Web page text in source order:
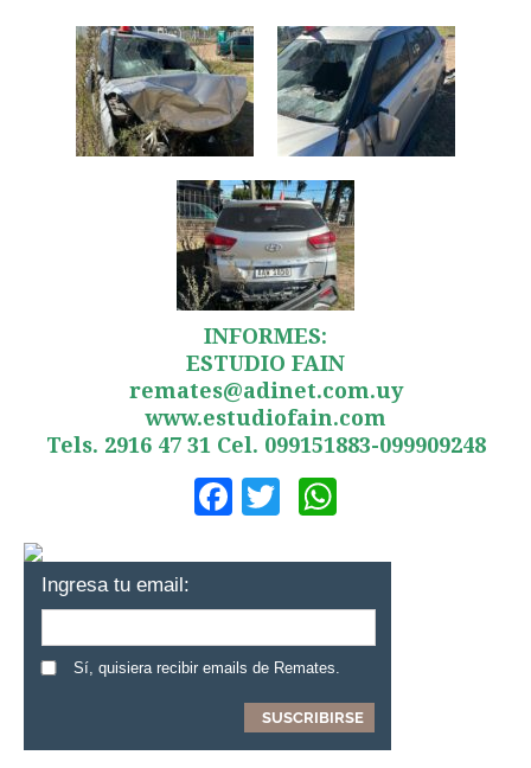
INFORMES:
ESTUDIO FAIN
remates@adinet.com.uy
www.estudiofain.com
Tels. 2916 47 31 Cel. 099151883-099909248
Facebook
Twitter
Ingresa tu email:
Sí, quisiera recibir emails de Remates.